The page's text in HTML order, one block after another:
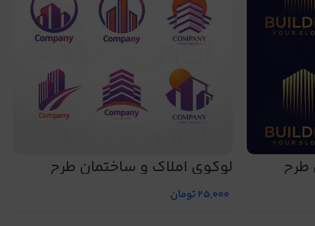
طرح لوگوی املاک و ساختمان طرح
شماره 481
25,000تومان